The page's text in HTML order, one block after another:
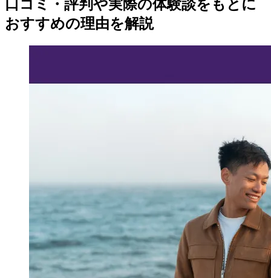
口コミ・評判や実際の体験談をもとに
おすすめの理由を解説